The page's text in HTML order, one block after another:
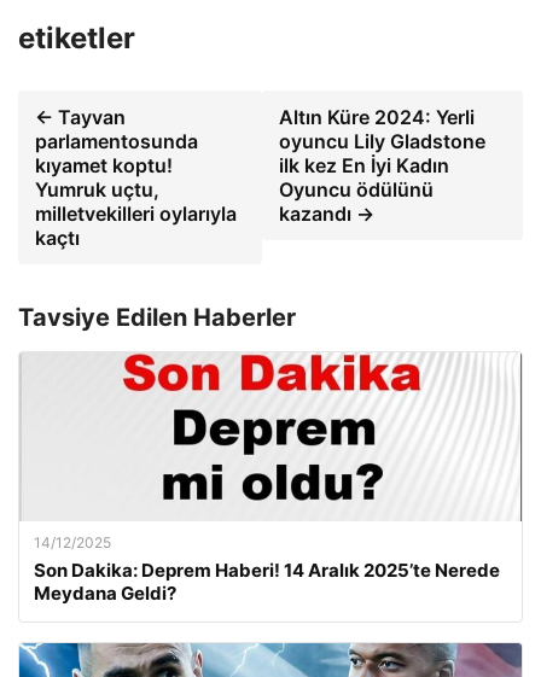
etiketler
← Tayvan
parlamentosunda
kıyamet koptu!
Yumruk uçtu,
milletvekilleri oylarıyla
kaçtı
Altın Küre 2024: Yerli
oyuncu Lily Gladstone
ilk kez En İyi Kadın
Oyuncu ödülünü
kazandı →
Tavsiye Edilen Haberler
14/12/2025
Son Dakika: Deprem Haberi! 14 Aralık 2025’te Nerede
Meydana Geldi?